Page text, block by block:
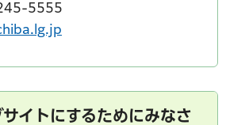
5555
イトにするためにみなさ